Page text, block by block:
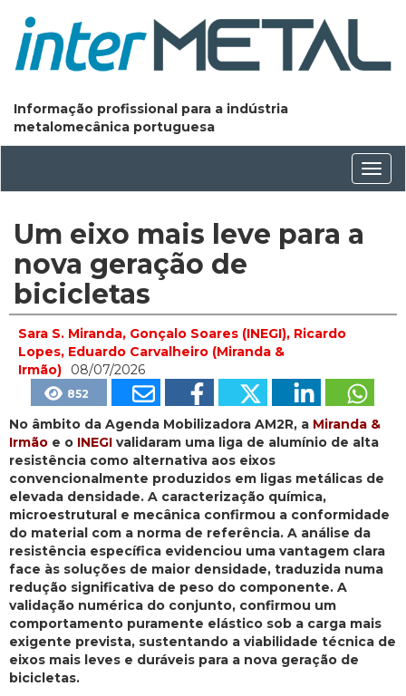
Informação profissional para a indústria
metalomecânica portuguesa
Um eixo mais leve para a
nova geração de
bicicletas
Sara S. Miranda, Gonçalo Soares (INEGI), Ricardo
Lopes, Eduardo Carvalheiro (Miranda &
Irmão)
08/07/2026
852
No âmbito da Agenda Mobilizadora AM2R, a Miranda &
Irmão e o INEGI validaram uma liga de alumínio de alta
resistência como alternativa aos eixos
convencionalmente produzidos em ligas metálicas de
elevada densidade. A caracterização química,
microestrutural e mecânica confirmou a conformidade
do material com a norma de referência. A análise da
resistência específica evidenciou uma vantagem clara
face às soluções de maior densidade, traduzida numa
redução significativa de peso do componente. A
validação numérica do conjunto, confirmou um
comportamento puramente elástico sob a carga mais
exigente prevista, sustentando a viabilidade técnica de
eixos mais leves e duráveis para a nova geração de
bicicletas.